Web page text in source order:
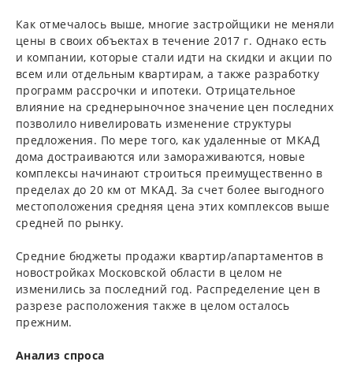
Как отмечалось выше, многие застройщики не меняли
цены в своих объектах в течение 2017 г. Однако есть
и компании, которые стали идти на скидки и акции по
всем или отдельным квартирам, а также разработку
программ рассрочки и ипотеки. Отрицательное
влияние на среднерыночное значение цен последних
позволило нивелировать изменение структуры
предложения. По мере того, как удаленные от МКАД
дома достраиваются или замораживаются, новые
комплексы начинают строиться преимущественно в
пределах до 20 км от МКАД. За счет более выгодного
местоположения средняя цена этих комплексов выше
средней по рынку.
Средние бюджеты продажи квартир/апартаментов в
новостройках Московской области в целом не
изменились за последний год. Распределение цен в
разрезе расположения также в целом осталось
прежним.
Анализ спроса